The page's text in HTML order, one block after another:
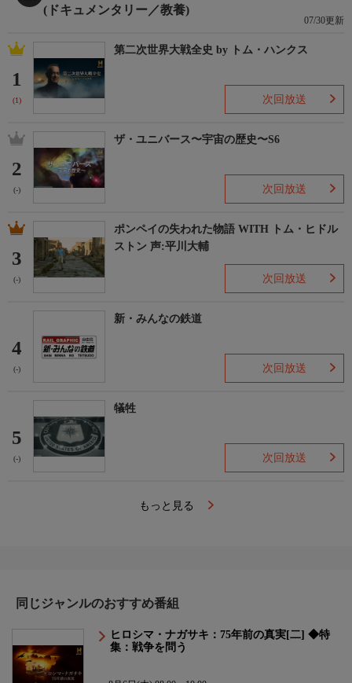
(ドキュメンタリー／教養)
07/30更新
1
(1)
第二次世界大戦全史 by トム・ハンクス
次回放送
2
(-)
ザ・ユニバース〜宇宙の歴史〜S6
次回放送
3
(-)
ポンペイの失われた物語 WITH トム・ヒドル
ストン 声:平川大輔
次回放送
4
(-)
新・みんなの鉄道
次回放送
5
(-)
犠牲
次回放送
もっと見る
同じジャンルのおすすめ番組
ヒロシマ・ナガサキ：75年前の真実[二] ◆特
集：戦争を問う